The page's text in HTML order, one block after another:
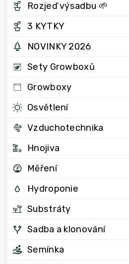
Rozjeď výsadbu 🌱
3 KYTKY
NOVINKY 2026
Sety Growboxů
Growboxy
Osvětlení
Vzduchotechnika
Hnojiva
Měření
Hydroponie
Substráty
Sadba a klonování
Semínka